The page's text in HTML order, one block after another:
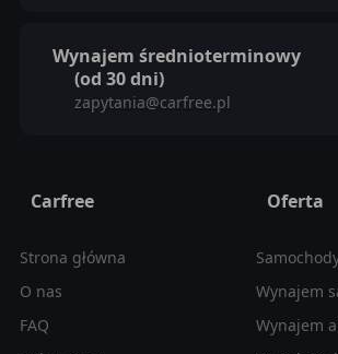
Wynajem średnioterminowy
(od 30 dni)
zapytania@carfree.pl
Carfree
Strona główna
O nas
FAQ
Oferta
Wynajem
Wynajem